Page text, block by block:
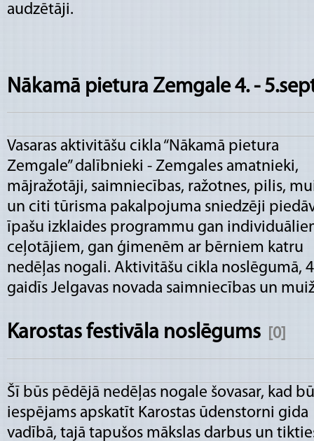
audzētāji.
Nākamā pietura Zemgale 4. -
Vasaras aktivitāšu cikla “Nākamā pietura
Zemgale” dalībnieki - Zemgales amatnieki,
mājražotāji, saimniecības, ražotnes, pilis,
un citi tūrisma pakalpojuma sniedzēji
īpašu izklaides programmu gan
ceļotājiem, gan ģimenēm ar bērniem katru
nedēļas nogali. Aktivitāšu cikla noslēgumā,
gaidīs Jelgavas novada saimniecības un
Karostas festivāla noslēgums [0]
Šī būs pēdējā nedēļas nogale šovasar, kad
iespējams apskatīt Karostas ūdenstorni gida
vadībā, tajā tapušos mākslas darbus un